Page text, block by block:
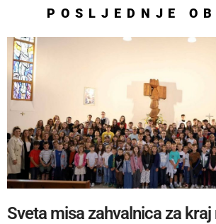
POSLJEDNJE
Sveta misa zahvalnica za kraj